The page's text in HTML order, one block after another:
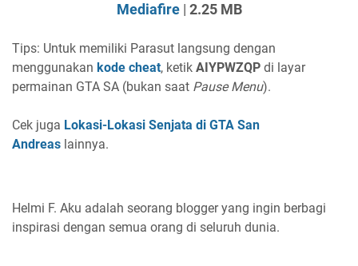
Mediafire| 2.25 MB
Tips: Untuk memiliki Parasut langsung dengan
menggunakan kode cheat, ketik AIYPWZQP di layar
permainan GTA SA (bukan saat Pause Menu).
Cek juga Lokasi-Lokasi Senjata di GTA San
Andreas lainnya.
Helmi F. Aku adalah seorang blogger yang ingin berbagi
inspirasi dengan semua orang di seluruh dunia.